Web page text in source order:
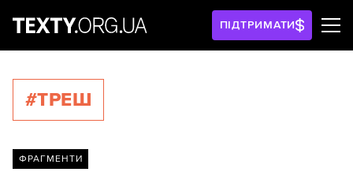
ПІДТРИМАТИ
#ТРЕШ
ФРАГМЕНТИ